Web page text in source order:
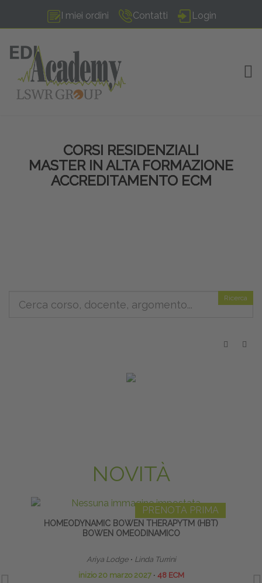
I miei ordini Contatti Login
CORSI RESIDENZIALI
MASTER IN ALTA FORMAZIONE
ACCREDITAMENTO ECM
Ricerca
NOVITÀ
PRENOTA PRIMA
HOMEODYNAMIC BOWEN THERAPYTM (HBT)
BOWEN OMEODINAMICO
Ariya Lodge ∙ Linda Turrini
inizio 20 marzo 2027 ∙ 48 ECM